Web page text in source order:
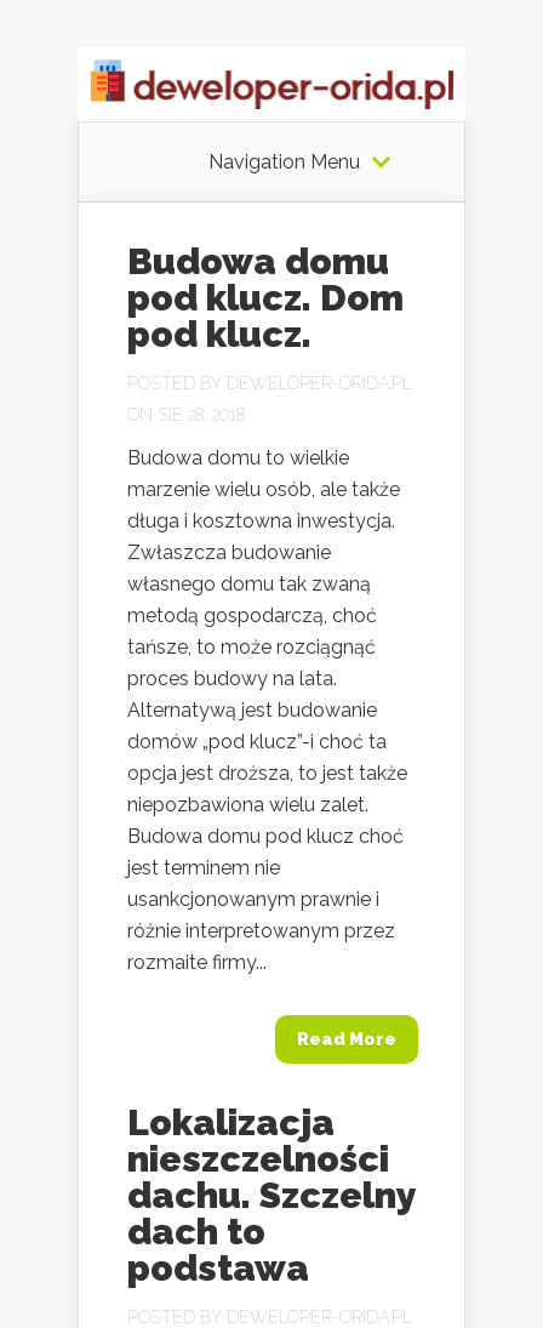
Navigation Menu
Budowa domu
pod klucz. Dom
pod klucz.
POSTED BY DEWELOPER-ORIDA.PL
ON SIE 28, 2018
Budowa domu to wielkie
marzenie wielu osób, ale także
długa i kosztowna inwestycja.
Zwłaszcza budowanie
własnego domu tak zwaną
metodą gospodarczą, choć
tańsze, to może rozciągnąć
proces budowy na lata.
Alternatywą jest budowanie
domów „pod klucz”-i choć ta
opcja jest droższa, to jest także
niepozbawiona wielu zalet.
Budowa domu pod klucz choć
jest terminem nie
usankcjonowanym prawnie i
różnie interpretowanym przez
rozmaite firmy...
Read More
Lokalizacja
nieszczelności
dachu. Szczelny
dach to
podstawa
POSTED BY DEWELOPER-ORIDA.PL